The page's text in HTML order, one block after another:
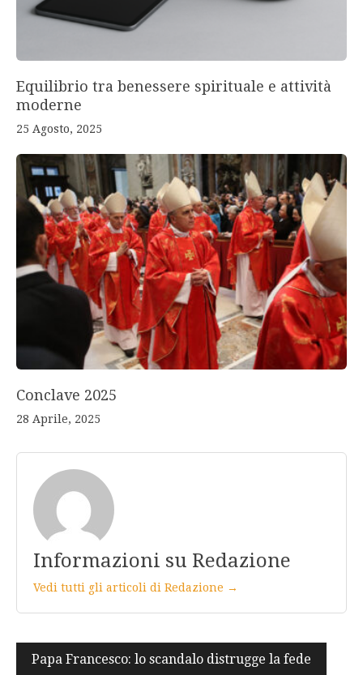
Equilibrio tra benessere spirituale e attività
moderne
25 Agosto, 2025
Conclave 2025
28 Aprile, 2025
Informazioni su Redazione
Vedi tutti gli articoli di Redazione →
Navigazione
Papa Francesco: lo scandalo distrugge la fede